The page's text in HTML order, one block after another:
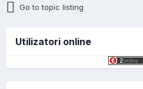
Go to topic listing
Utilizatori online